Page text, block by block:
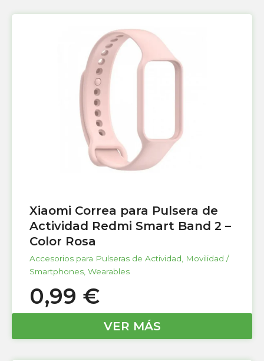
Xiaomi Correa para Pulsera de
Actividad Redmi Smart Band 2 –
Color Rosa
Accesorios para Pulseras de Actividad, Movilidad /
Smartphones, Wearables
0,99 €
VER MÁS